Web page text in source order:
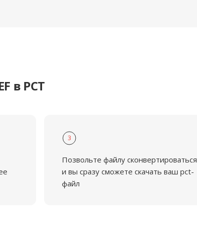
в PCT
3
Позвольте файлу сконвертироваться
и вы сразу сможете скачать ваш pct-
файл